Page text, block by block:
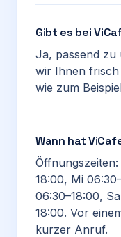
Gibt es bei
Ja, passend zu
wir Ihnen frisch
wie zum
Wann hat
18:00, Mi
06:30–18:00,
18:00. Vor
kurzer Anruf.